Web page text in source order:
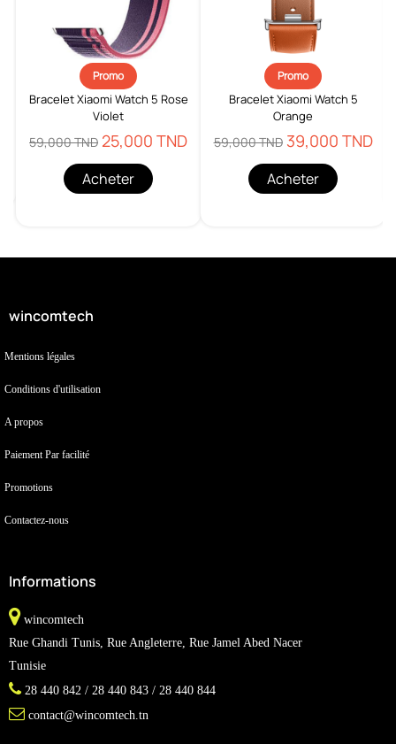
Promo
Bracelet Xiaomi Watch 5 Rose
Violet
59,000 TND 25,000 TND
Acheter
Promo
Bracelet Xiaomi Watch 5
Orange
59,000 TND 39,000 TND
Acheter
wincomtech
Mentions légales
Conditions d'utilisation
A propos
Paiement Par facilité
Promotions
Contactez-nous
Informations
wincomtech
Rue Ghandi Tunis, Rue Angleterre, Rue Jamel Abed Nacer
Tunisie
28 440 842 / 28 440 843 / 28 440 844
contact@wincomtech.tn